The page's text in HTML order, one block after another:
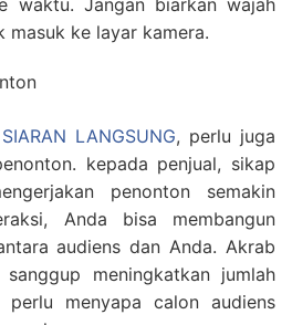
waktu. Jangan biarkan wajah
ke layar kamera.
SIARAN LANGSUNG, perlu juga
kepada penjual, sikap
penonton semakin
Anda bisa membangun
audiens dan Anda. Akrab
meningkatkan jumlah
perlu menyapa calon audiens